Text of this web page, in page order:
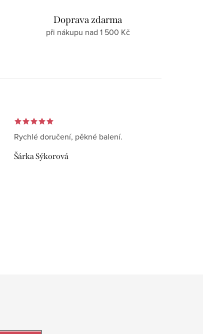
Doprava zdarma
při nákupu nad 1 500 Kč
Rychlé doručení, pěkné balení.
Šárka Sýkorová